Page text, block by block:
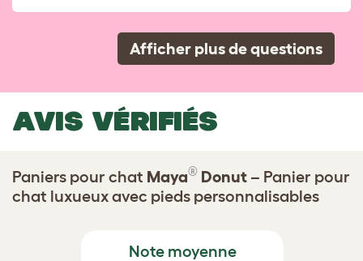
Afficher plus de questions
AVIS VÉRIFIÉS
Paniers pour chat Maya® Donut – Panier pour
chat luxueux avec pieds personnalisables
Note moyenne